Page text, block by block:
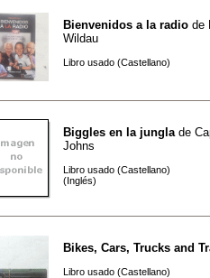
Bienvenidos a la radio de
Wildau
Libro usado (Castellano)
Biggles en la jungla de
Johns
Libro usado (Castellano)
(Inglés)
Bikes, Cars, Trucks and
Libro usado (Castellano)